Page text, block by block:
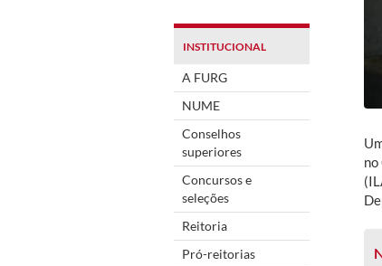
INSTITUCIONAL
A FURG
NUME
Conselhos
superiores
Concursos e
seleções
Reitoria
Pró-reitorias